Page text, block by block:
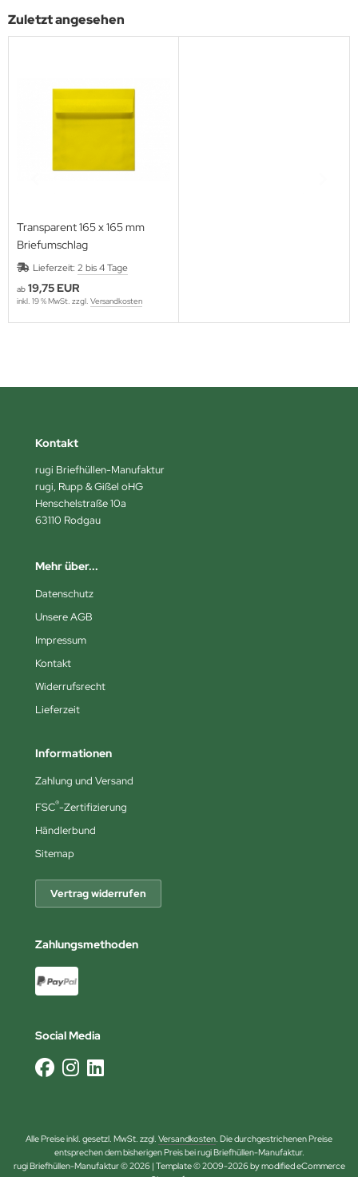
Zuletzt angesehen
Transparent 165 x 165 mm
Briefumschlag
Lieferzeit: 2 bis 4 Tage
ab 19,75 EUR
inkl. 19 % MwSt. zzgl. Versandkosten
Kontakt
rugi Briefhüllen-Manufaktur
rugi, Rupp & Gißel oHG
Henschelstraße 10a
63110 Rodgau
Mehr über...
Datenschutz
Unsere AGB
Impressum
Kontakt
Widerrufsrecht
Lieferzeit
Informationen
Zahlung und Versand
FSC®-Zertifizierung
Händlerbund
Sitemap
Vertrag widerrufen
Zahlungsmethoden
Social Media
Alle Preise inkl. gesetzl. MwSt. zzgl. Versandkosten. Die durchgestrichenen Preise
entsprechen dem bisherigen Preis bei rugi Briefhüllen-Manufaktur.
rugi Briefhüllen-Manufaktur © 2026 | Template © 2009-2026 by modified eCommerce